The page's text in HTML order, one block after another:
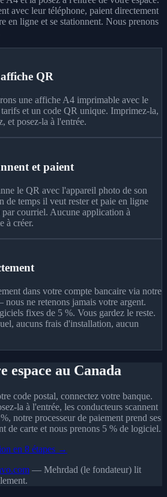
avec leur téléphone, paient directement
en ligne et se stationnent. Nous prenons
QR
une affiche A4 imprimable avec le
et un code QR unique. Imprimez-la,
et posez-la à l'entrée.
et paient
le QR avec l'appareil photo de son
de temps il veut rester et paie en ligne
courriel. Aucune application à
à créer.
dans votre compte bancaire via notre
ne retenons jamais votre argent.
fixes de 5 %. Vous gardez le reste.
aucuns frais d'installation, aucun
espace au Canada
code postal, connectez votre banque.
la à l'entrée, les conducteurs scannent
notre processeur de paiement prend ses
de carte et nous prenons 5 % de logiciel.
en 8 étapes →
— Mehrdad (le fondateur) lit